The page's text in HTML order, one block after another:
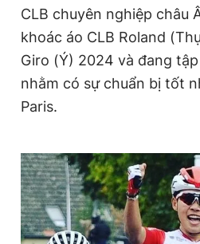
CLB chuyên nghiệp châu
khoác áo CLB Roland
Giro (Ý) 2024 và đang
nhằm có sự chuẩn bị tốt
Paris.